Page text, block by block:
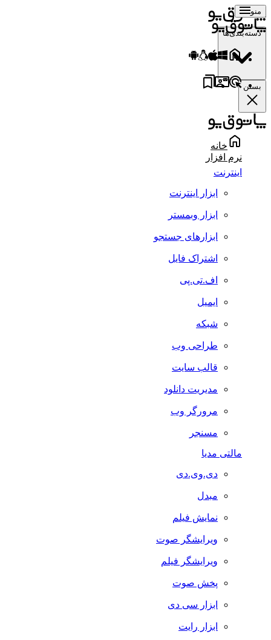
منو
دسته‌بندی‌ها
بستن
خانه
نرم افزار
اینترنت
ابزار اینترنت
ابزار وبمستر
ابزارهای جستجو
اشتراک فایل
اف.تی.پی
ایمیل
شبکه
طراحی وب
قالب سایت
مدیریت دانلود
مرورگر وب
مسنجر
مالتی مدیا
دی.وی.دی
مبدل
نمایش فیلم
ویرایشگر صوت
ویرایشگر فیلم
پخش صوت
ابزار سی دی
ابزار رایت